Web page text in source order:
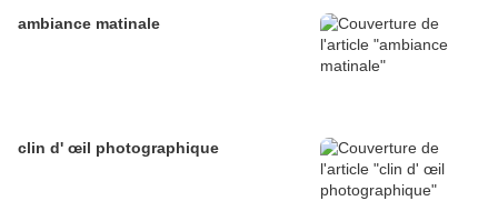
ambiance matinale
clin d' œil photographique